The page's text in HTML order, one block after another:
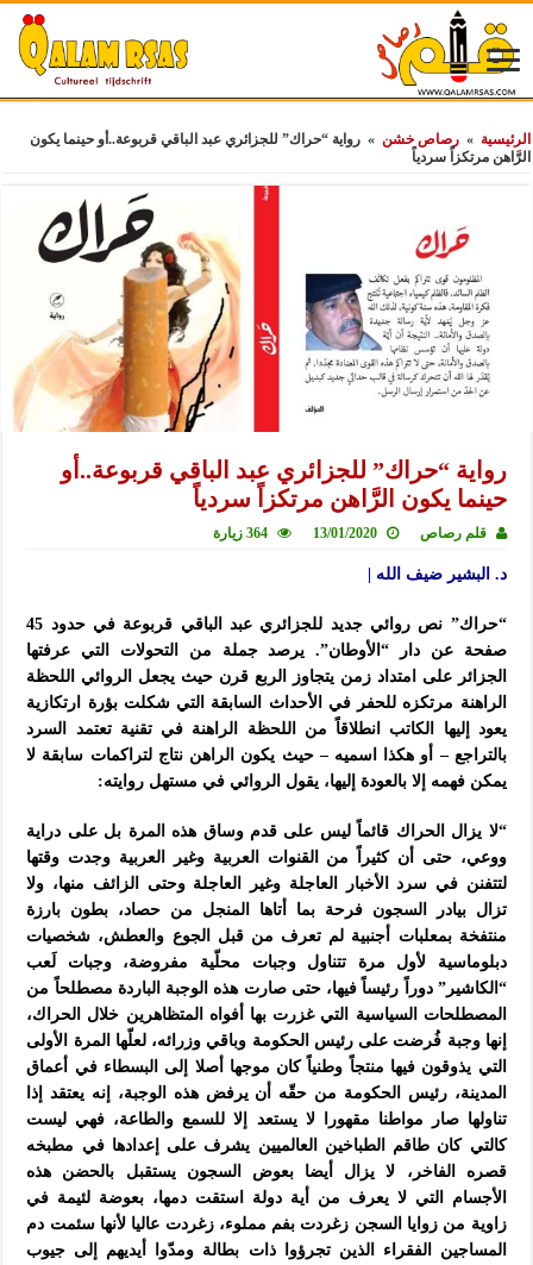
الرئيسية » رصاص خشن » رواية “حراك” للجزائري عبد الباقي قربوعة..أو حينما يكون
الرَّاهن مرتكزاً سردياً
رواية “حراك” للجزائري عبد الباقي قربوعة..أو
حينما يكون الرَّاهن مرتكزاً سردياً
قلم رصاص 13/01/2020 364 زيارة
د. البشير ضيف الله |
“حراك” نص روائي جديد للجزائري عبد الباقي قربوعة في حدود 45
صفحة عن دار “الأوطان”. يرصد جملة من التحولات التي عرفتها
الجزائر على امتداد زمن يتجاوز الربع قرن حيث يجعل الروائي اللحظة
الراهنة مرتكزه للحفر في الأحداث السابقة التي شكلت بؤرة ارتكازية
يعود إليها الكاتب انطلاقاً من اللحظة الراهنة في تقنية تعتمد السرد
بالتراجع – أو هكذا اسميه – حيث يكون الراهن نتاج لتراكمات سابقة لا
يمكن فهمه إلا بالعودة إليها، يقول الروائي في مستهل روايته:
“لا يزال الحراك قائماً ليس على قدم وساق هذه المرة بل على دراية
ووعي، حتى أن كثيراً من القنوات العربية وغير العربية وجدت وقتها
لتتفنن في سرد الأخبار العاجلة وغير العاجلة وحتى الزائف منها، ولا
تزال بيادر السجون فرحة بما أتاها المنجل من حصاد، بطون بارزة
منتفخة بمعلبات أجنبية لم تعرف من قبل الجوع والعطش، شخصيات
دبلوماسية لأول مرة تتناول وجبات محلّية مفروضة، وجبات لَعب
“الكاشير” دوراً رئيساً فيها، حتى صارت هذه الوجبة الباردة مصطلحاً من
المصطلحات السياسية التي غزرت بها أفواه المتظاهرين خلال الحراك،
إنها وجبة فُرضت على رئيس الحكومة وباقي وزرائه، لعلّها المرة الأولى
التي يذوقون فيها منتجاً وطنياً كان موجها أصلا إلى البسطاء في أعماق
المدينة، رئيس الحكومة من حقّه أن يرفض هذه الوجبة، إنه يعتقد إذا
تناولها صار مواطنا مقهورا لا يستعد إلا للسمع والطاعة، فهي ليست
كالتي كان طاقم الطباخين العالميين يشرف على إعدادها في مطبخه
قصره الفاخر، لا يزال أيضا بعوض السجون يستقبل بالحضن هذه
الأجسام التي لا يعرف من أية دولة استقت دمها، بعوضة لئيمة في
زاوية من زوايا السجن زغردت بفم مملوء، زغردت عاليا لأنها سئمت دم
المساجين الفقراء الذين تجرؤوا ذات بطالة ومدّوا أيديهم إلى جيوب